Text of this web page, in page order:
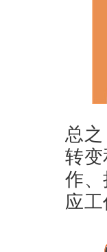
总
转
作
应